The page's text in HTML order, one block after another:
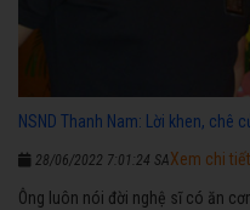
NSND Thanh Nam: Lời khen, chê
28/06/2022 7:01:24 SA
Ông luôn nói đời nghệ sĩ có ăn
Xem chi tiết